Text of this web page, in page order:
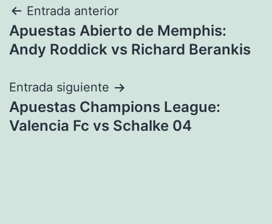
Navegación
de
Entrada anterior
Apuestas Abierto de Memphis:
Andy Roddick vs Richard Berankis
Entrada siguiente
Apuestas Champions League:
Valencia Fc vs Schalke 04